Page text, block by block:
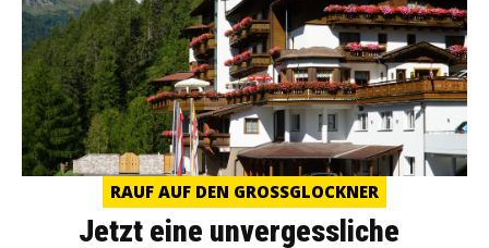
RAUF AUF DEN GROSSGLOCKNER
Jetzt eine unvergessliche